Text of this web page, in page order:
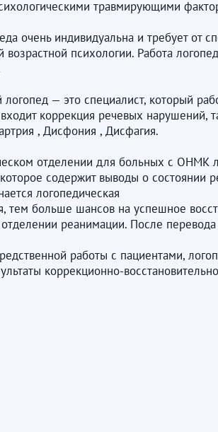
травмирующими
очень индивидуальна и требует от
возрастной психологии. Работа
— это специалист, который
коррекция речевых нарушений,
, Дисфония , Дисфагия.
отделении для больных с ОНМК
содержит выводы о состоянии
логопедическая
тем больше шансов на успешное
реанимации. После
работы с пациентами,
коррекционно-